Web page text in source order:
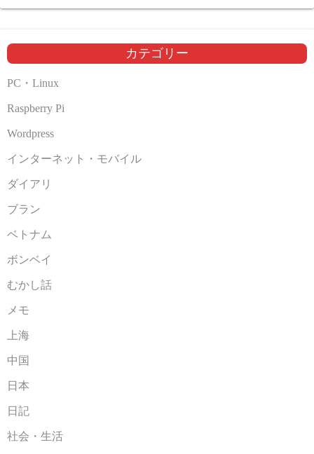
カ
ブ
カテゴリー
PC・Linux
Raspberry Pi
Wordpress
インターネット・モバイル
ダイアリ
ブラン
ベトナム
ボンベイ
むかし話
メモ
上海
中国
日本
日記
社会・生活